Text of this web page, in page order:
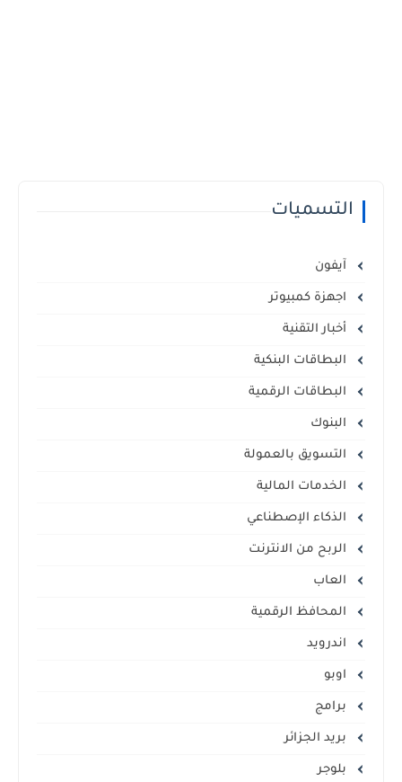
التسميات
آيفون
اجهزة كمبيوتر
أخبار التقنية
البطاقات البنكية
البطاقات الرقمية
البنوك
التسويق بالعمولة
الخدمات المالية
الذكاء الإصطناعي
الربح من الانترنت
العاب
المحافظ الرقمية
اندرويد
اوبو
برامج
بريد الجزائر
بلوجر